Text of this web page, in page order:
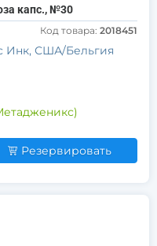
капс., №30
Код товара: 2018451
Инк, США/Бельгия
Резервировать